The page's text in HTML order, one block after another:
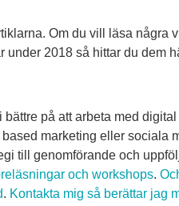
Om du vill läsa några
under 2018 så hittar du dem
på att arbeta med
marketing eller sociala
till genomförande och
och workshops.
. Kontakta mig så berättar jag